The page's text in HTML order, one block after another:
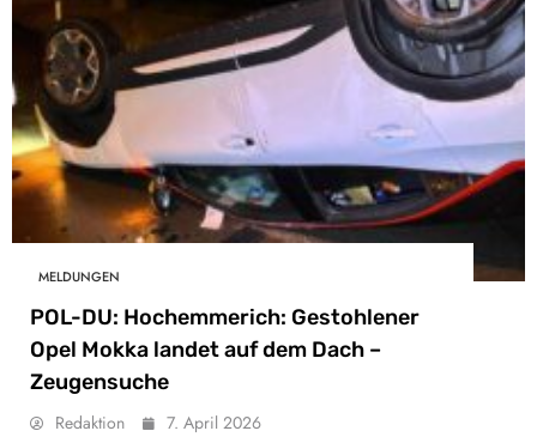
MELDUNGEN
POL-DU: Hochemmerich: Gestohlener
Opel Mokka landet auf dem Dach –
Zeugensuche
Redaktion 7. April 2026